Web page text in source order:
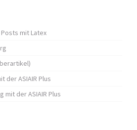
mit Latex
der ASIAIR Plus
mit der ASIAIR Plus